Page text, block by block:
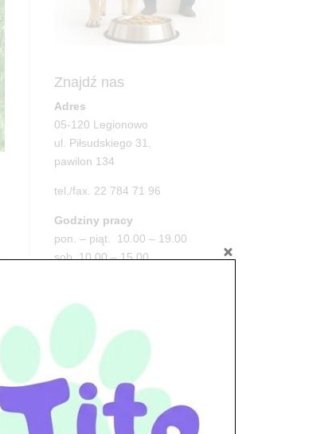
Znajdź nas
Adres
05-120 Legionowo
ul. Piłsudskiego 31,
pawilon 134
tel./fax. 22 784 71 96
Godziny pracy
pon. – piąt. 10.00 – 19.00
sob. 10.00 – 15.00
Adres
05-100 Nowy Dwór Mazowiecki
ul. Leśna 2
tel. 503 900 215
Godziny pracy